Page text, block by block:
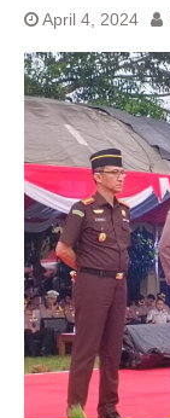
April 4, 2024